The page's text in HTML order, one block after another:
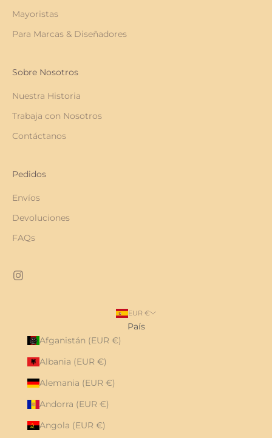
Mayoristas
Para Marcas & Diseñadores
Sobre Nosotros
Nuestra Historia
Trabaja con Nosotros
Contáctanos
Pedidos
Envíos
Devoluciones
FAQs
EUR €
País
Afganistán (EUR €)
Albania (EUR €)
Alemania (EUR €)
Andorra (EUR €)
Angola (EUR €)